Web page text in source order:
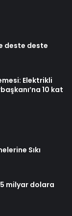
deste deste
Elektrikli
10 kat
Sıkı
milyar dolara